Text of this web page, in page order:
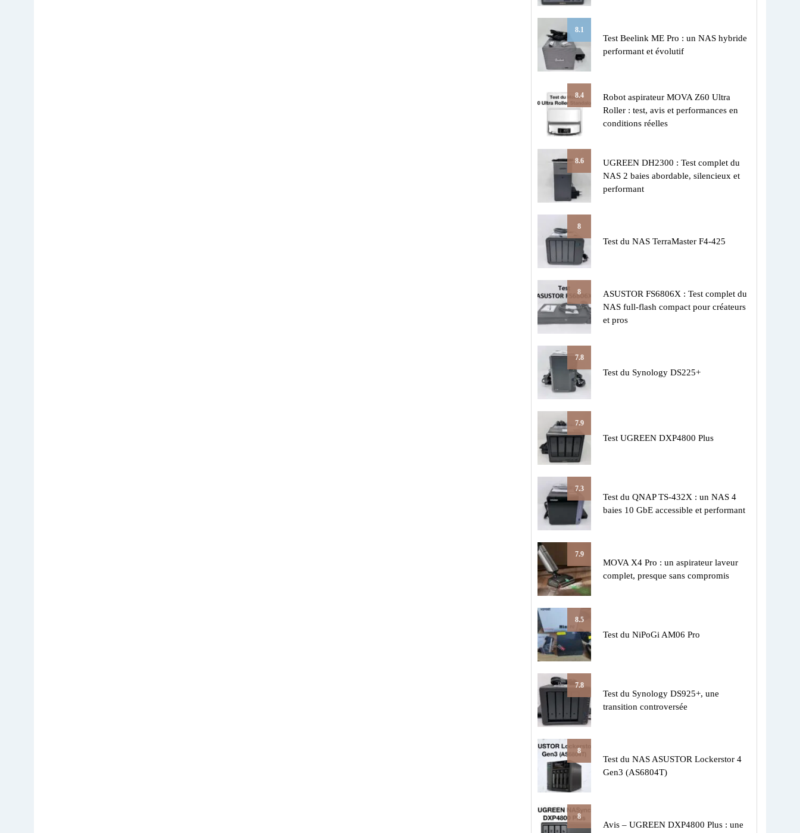
8.1
Test Beelink ME Pro : un NAS hybride
performant et évolutif
8.4
Robot aspirateur MOVA Z60 Ultra
Roller : test, avis et performances en
conditions réelles
8.6
UGREEN DH2300 : Test complet du
NAS 2 baies abordable, silencieux et
performant
8
Test du NAS TerraMaster F4-425
8
ASUSTOR FS6806X : Test complet du
NAS full-flash compact pour créateurs
et pros
7.8
Test du Synology DS225+
7.9
Test UGREEN DXP4800 Plus
7.3
Test du QNAP TS-432X : un NAS 4
baies 10 GbE accessible et performant
7.9
MOVA X4 Pro : un aspirateur laveur
complet, presque sans compromis
8.5
Test du NiPoGi AM06 Pro
7.8
Test du Synology DS925+, une
transition controversée
8
Test du NAS ASUSTOR Lockerstor 4
Gen3 (AS6804T)
8
Avis – UGREEN DXP4800 Plus : une